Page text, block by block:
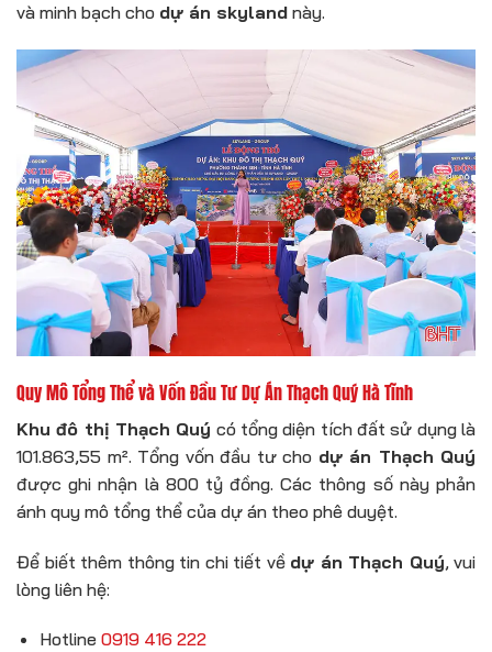
và minh bạch cho dự án skyland này.
Quy Mô Tổng Thể và Vốn Đầu Tư Dự Án Thạch Quý Hà Tĩnh
Khu đô thị Thạch Quý có tổng diện tích đất sử dụng là
101.863,55 m². Tổng vốn đầu tư cho dự án Thạch Quý
được ghi nhận là 800 tỷ đồng. Các thông số này phản
ánh quy mô tổng thể của dự án theo phê duyệt.
Để biết thêm thông tin chi tiết về dự án Thạch Quý, vui
lòng liên hệ:
Hotline 0919 416 222